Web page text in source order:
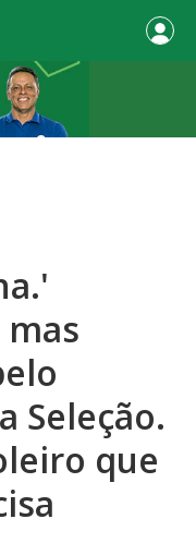
Seleção.
que